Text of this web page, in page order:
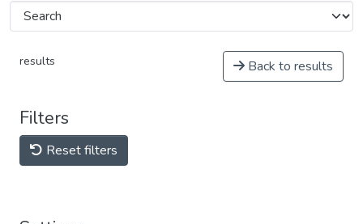
results Back to results
Filters
Reset filters